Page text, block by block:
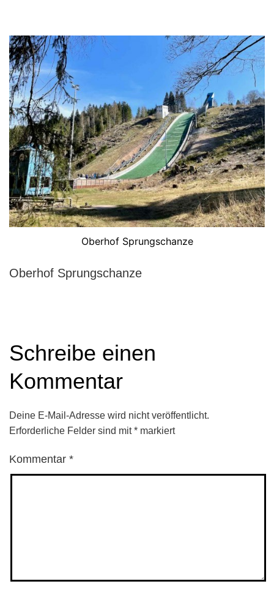
Oberhof Sprungschanze
Oberhof Sprungschanze
Schreibe einen
Kommentar
Deine E-Mail-Adresse wird nicht veröffentlicht.
Erforderliche Felder sind mit* markiert
Kommentar *